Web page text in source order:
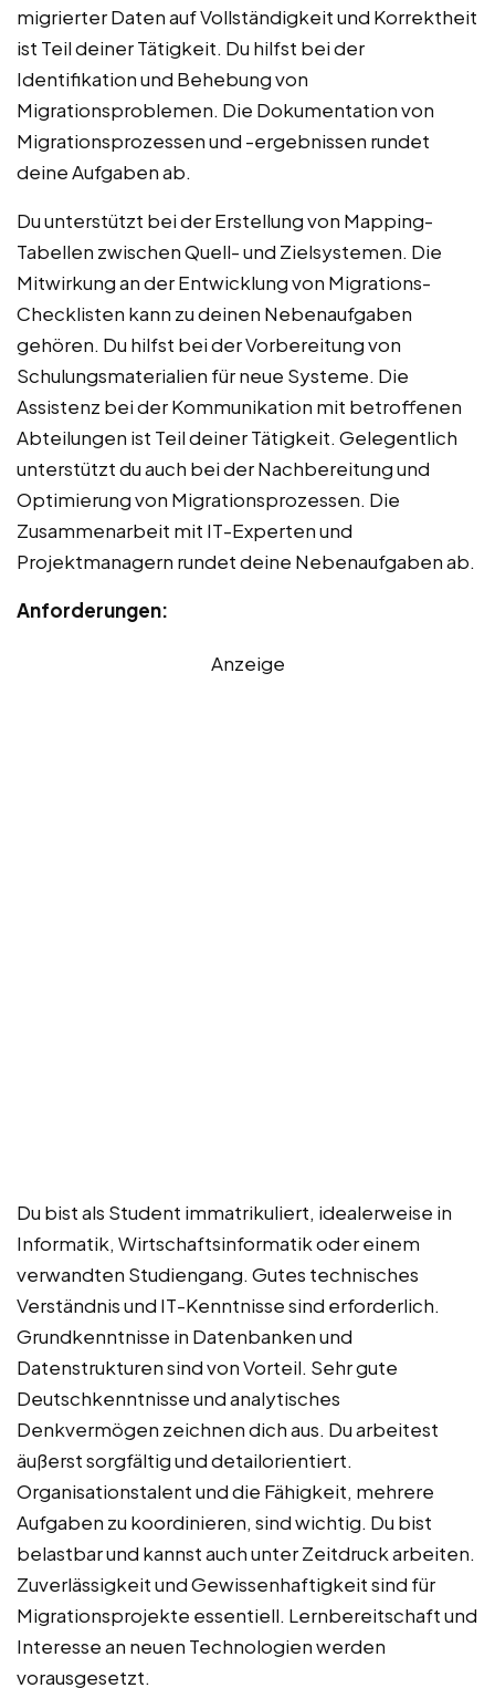
migrierter Daten auf Vollständigkeit und Korrektheit
ist Teil deiner Tätigkeit. Du hilfst bei der
Identifikation und Behebung von
Migrationsproblemen. Die Dokumentation von
Migrationsprozessen und -ergebnissen rundet
deine Aufgaben ab.
Du unterstützt bei der Erstellung von Mapping-
Tabellen zwischen Quell- und Zielsystemen. Die
Mitwirkung an der Entwicklung von Migrations-
Checklisten kann zu deinen Nebenaufgaben
gehören. Du hilfst bei der Vorbereitung von
Schulungsmaterialien für neue Systeme. Die
Assistenz bei der Kommunikation mit betroffenen
Abteilungen ist Teil deiner Tätigkeit. Gelegentlich
unterstützt du auch bei der Nachbereitung und
Optimierung von Migrationsprozessen. Die
Zusammenarbeit mit IT-Experten und
Projektmanagern rundet deine Nebenaufgaben ab.
Anforderungen:
Anzeige
Du bist als Student immatrikuliert, idealerweise in
Informatik, Wirtschaftsinformatik oder einem
verwandten Studiengang. Gutes technisches
Verständnis und IT-Kenntnisse sind erforderlich.
Grundkenntnisse in Datenbanken und
Datenstrukturen sind von Vorteil. Sehr gute
Deutschkenntnisse und analytisches
Denkvermögen zeichnen dich aus. Du arbeitest
äußerst sorgfältig und detailorientiert.
Organisationstalent und die Fähigkeit, mehrere
Aufgaben zu koordinieren, sind wichtig. Du bist
belastbar und kannst auch unter Zeitdruck arbeiten.
Zuverlässigkeit und Gewissenhaftigkeit sind für
Migrationsprojekte essentiell. Lernbereitschaft und
Interesse an neuen Technologien werden
vorausgesetzt.